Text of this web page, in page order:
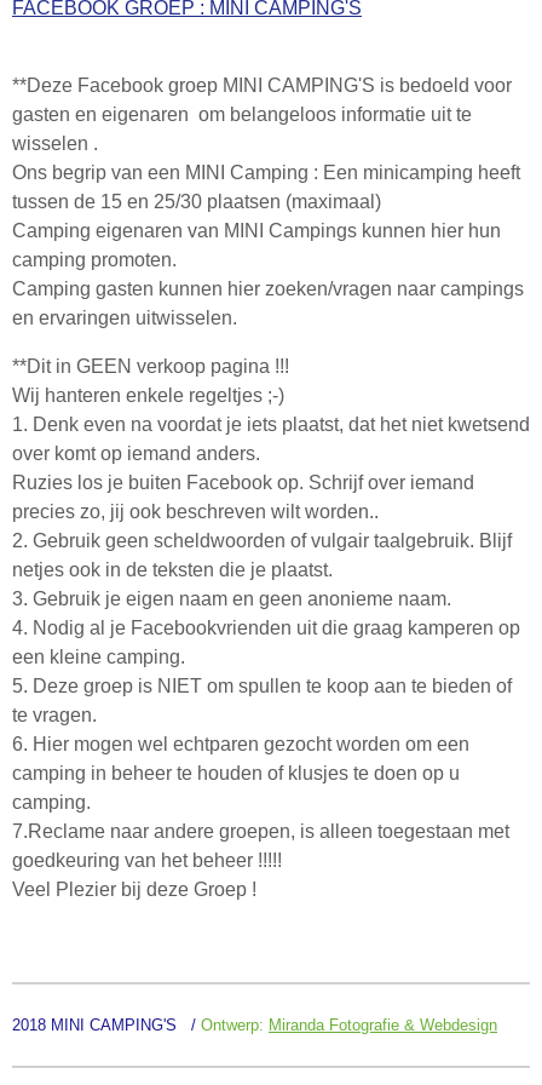
e
o
FACEBOOK GROEP : MINI CAMPING'S
**Deze Facebook groep MINI CAMPING'S is bedoeld voor
gasten en eigenaren om belangeloos informatie uit te
wisselen .
Ons begrip van een MINI Camping : Een minicamping heeft
tussen de 15 en 25/30 plaatsen (maximaal)
Camping eigenaren van MINI Campings kunnen hier hun
camping promoten.
Camping gasten kunnen hier zoeken/vragen naar campings
en ervaringen uitwisselen.
**Dit in GEEN verkoop pagina !!!
Wij hanteren enkele regeltjes ;-)
1. Denk even na voordat je iets plaatst, dat het niet kwetsend
over komt op iemand anders.
Ruzies los je buiten Facebook op. Schrijf over iemand
precies zo, jij ook beschreven wilt worden..
2. Gebruik geen scheldwoorden of vulgair taalgebruik. Blijf
netjes ook in de teksten die je plaatst.
3. Gebruik je eigen naam en geen anonieme naam.
4. Nodig al je Facebookvrienden uit die graag kamperen op
een kleine camping.
5. Deze groep is NIET om spullen te koop aan te bieden of
te vragen.
6. Hier mogen wel echtparen gezocht worden om een
camping in beheer te houden of klusjes te doen op u
camping.
7.Reclame naar andere groepen, is alleen toegestaan met
goedkeuring van het beheer !!!!!
Veel Plezier bij deze Groep !
2018 MINI CAMPING'S / Ontwerp: Miranda Fotografie & Webdesign